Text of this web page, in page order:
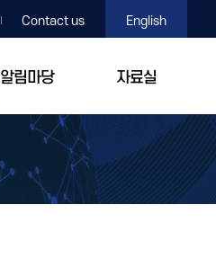
Contact us English
알림마당 자료실